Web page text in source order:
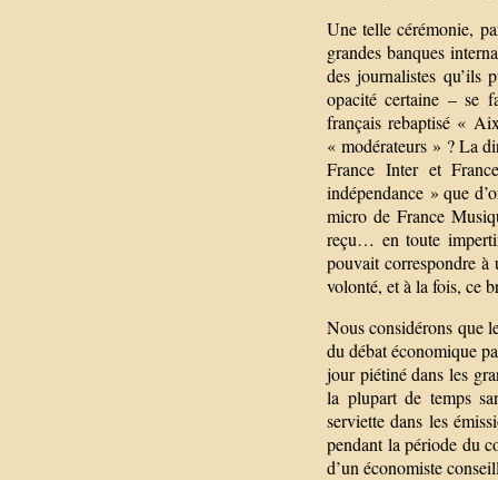
Une telle cérémonie,
grandes banques
des journalistes qu’ils
opacité certaine – se
français rebaptisé «
« modérateurs » ? La
France Inter et
indépendance » que
micro de France
reçu… en toute
pouvait correspondre à
volonté, et à la fois, ce
Nous considérons que
du débat économique
jour piétiné dans les
la plupart de temps
serviette dans les
pendant la période du
d’un économiste